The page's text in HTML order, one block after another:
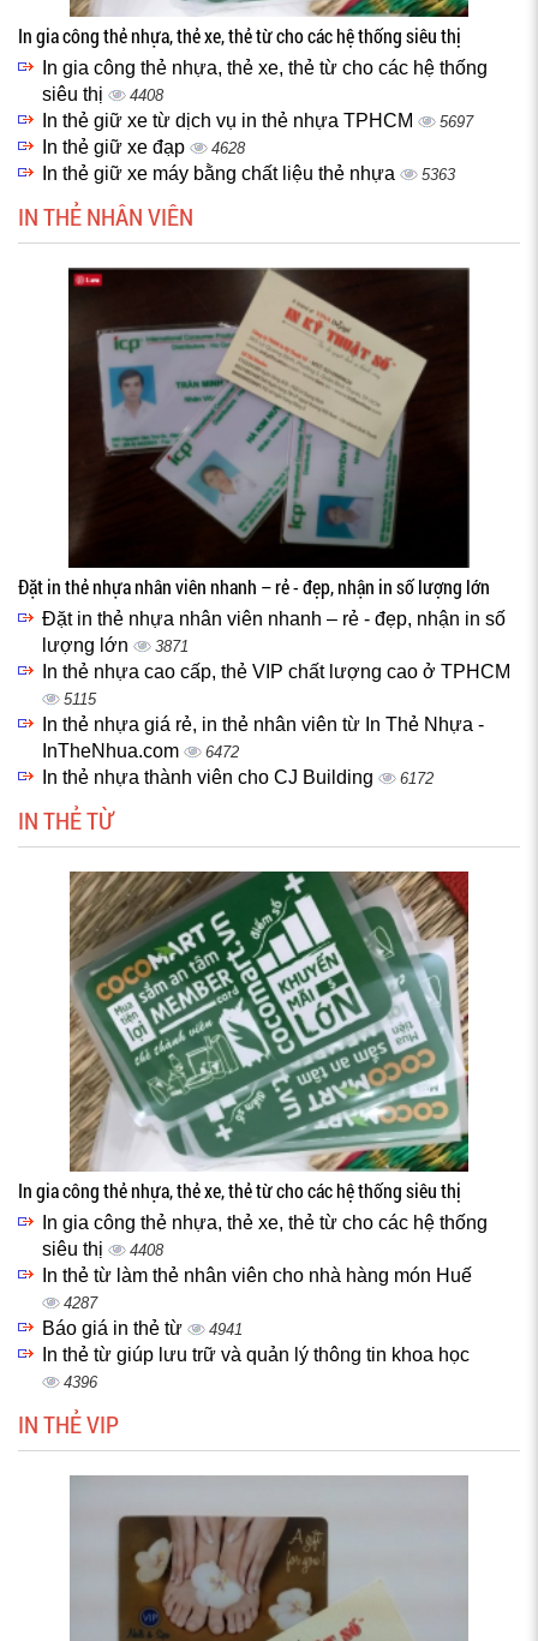
In gia công thẻ nhựa, thẻ xe, thẻ từ cho các hệ thống siêu thị
In gia công thẻ nhựa, thẻ xe, thẻ từ cho các hệ thống
siêu thị
4408
In thẻ giữ xe từ dịch vụ in thẻ nhựa TPHCM 5697
In thẻ giữ xe đạp 4628
In thẻ giữ xe máy bằng chất liệu thẻ nhựa 5363
IN THẺ NHÂN VIÊN
Đặt in thẻ nhựa nhân viên nhanh – rẻ - đẹp, nhận in số lượng lớn
Đặt in thẻ nhựa nhân viên nhanh – rẻ - đẹp, nhận in số
lượng lớn
3871
In thẻ nhựa cao cấp, thẻ VIP chất lượng cao ở TPHCM
5115
In thẻ nhựa giá rẻ, in thẻ nhân viên từ In Thẻ Nhựa -
InTheNhua.com
6472
In thẻ nhựa thành viên cho CJ Building 6172
IN THẺ TỪ
In gia công thẻ nhựa, thẻ xe, thẻ từ cho các hệ thống siêu thị
In gia công thẻ nhựa, thẻ xe, thẻ từ cho các hệ thống
siêu thị
4408
In thẻ từ làm thẻ nhân viên cho nhà hàng món Huế
4287
Báo giá in thẻ từ 4941
In thẻ từ giúp lưu trữ và quản lý thông tin khoa học
4396
IN THẺ VIP